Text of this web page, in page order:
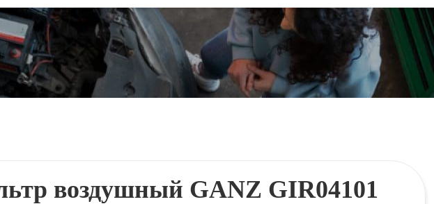
воздушный GANZ GIR04101